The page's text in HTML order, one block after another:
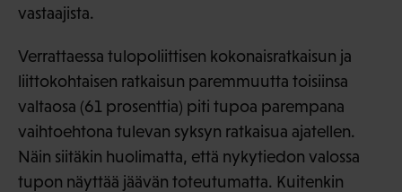
vastaajista.
Verrattaessa tulopoliittisen kokonaisratkaisun ja
liittokohtaisen ratkaisun paremmuutta toisiinsa
valtaosa (61 prosenttia) piti tupoa parempana
vaihtoehtona tulevan syksyn ratkaisua ajatellen.
Näin siitäkin huolimatta, että nykytiedon valossa
tupon näyttää jäävän toteutumatta. Kuitenkin